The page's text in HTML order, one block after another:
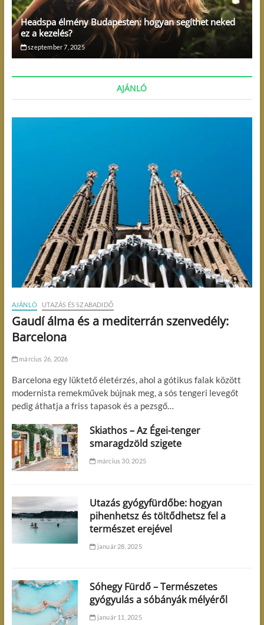
Headspa élmény Budapesten: hogyan segíthet neked
ez a kezelés?
szeptember 7, 2025
AJÁNLÓ
AJÁNLÓ UTAZÁS ÉS SZABADIDŐ
Gaudí álma és a mediterrán szenvedély:
Barcelona
március 26, 2026
Barcelona egy lüktető életérzés, ahol a gótikus falak között
modernista remekművek bújnak meg, a sós tengeri levegőt
pedig áthatja a friss tapasok és a pezsgő…
Skiathos – Az Égei-tenger
smaragdzöld szigete
március 30, 2025
Utazás gyógyfürdőbe: hogyan
pihenhetsz és töltődhetsz fel a
természet erejével
január 28, 2025
Sóhegy Fürdő – Természetes
gyógyulás a sóbányák mélyéről
január 11, 2025